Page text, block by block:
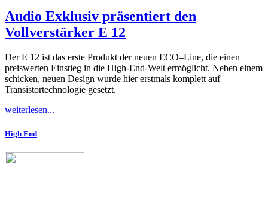
Audio Exklusiv präsentiert den
Vollverstärker E 12
Der E 12 ist das erste Produkt der neuen ECO–Line, die einen
preiswerten Einstieg in die High-End-Welt ermöglicht. Neben einem
schicken, neuen Design wurde hier erstmals komplett auf
Transistortechnologie gesetzt.
weiterlesen...
High End